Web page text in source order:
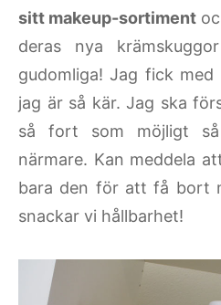
sitt makeup-sortiment
deras nya
gudomliga! Jag fick
jag är så kär. Jag ska
så fort som möjligt
närmare. Kan meddela
bara den för att få bort
snackar vi hållbarhet!